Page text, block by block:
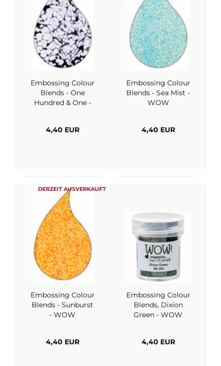
Embossing Colour
Blends - One
Hundred & One -
4,40 EUR
Embossing Colour
Blends - Sea Mist -
WOW
4,40 EUR
DERZEIT AUSVERKAUFT
Embossing Colour
Blends - Sunburst
- WOW
4,40 EUR
Embossing Colour
Blends, Dixion
Green - WOW
4,40 EUR